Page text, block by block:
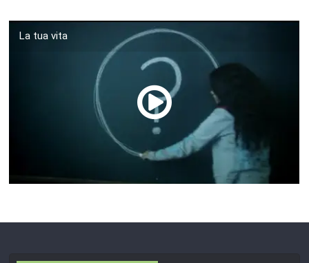
La tua vita